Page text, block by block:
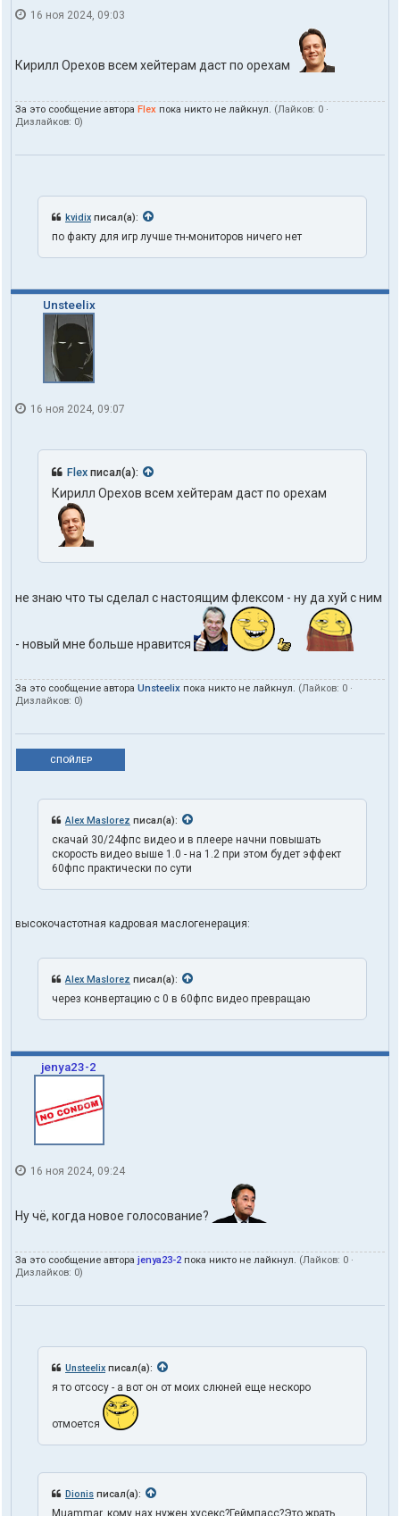
16 ноя 2024, 09:03
Кирилл Орехов всем хейтерам даст по орехам
За это сообщение автора Flex пока никто не лайкнул. (Лайков: 0 ·
Дизлайков: 0)
kvidix писал(а):
по факту для игр лучше тн-мониторов ничего нет
Unsteelix
16 ноя 2024, 09:07
Flex писал(а):
Кирилл Орехов всем хейтерам даст по орехам
не знаю что ты сделал с настоящим флексом - ну да хуй с ним
- новый мне больше нравится
За это сообщение автора Unsteelix пока никто не лайкнул. (Лайков: 0 ·
Дизлайков: 0)
СПОЙЛЕР
Alex Maslorez писал(а):
скачай 30/24фпс видео и в плеере начни повышать
скорость видео выше 1.0 - на 1.2 при этом будет эффект
60фпс практически по сути
высокочастотная кадровая маслогенерация:
Alex Maslorez писал(а):
через конвертацию с 0 в 60фпс видео превращаю
jenya23-2
16 ноя 2024, 09:24
Ну чё, когда новое голосование?
За это сообщение автора jenya23-2 пока никто не лайкнул. (Лайков: 0 ·
Дизлайков: 0)
Unsteelix писал(а):
я то отсосу - а вот он от моих слюней еще нескоро
отмоется
Dionis писал(а):
Muammar, кому нах нужен хусекс?Геймпасс?Это жрать